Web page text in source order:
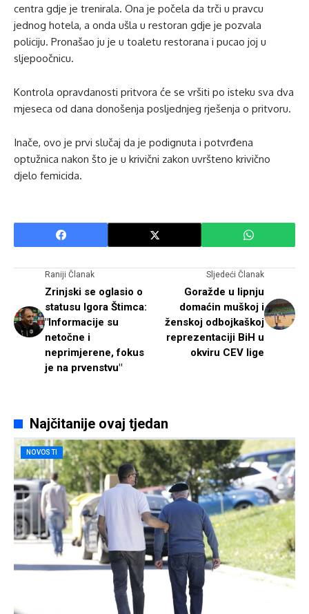
centra gdje je trenirala. Ona je počela da trči u pravcu
jednog hotela, a onda ušla u restoran gdje je pozvala
policiju. Pronašao ju je u toaletu restorana i pucao joj u
sljepoočnicu.
Kontrola opravdanosti pritvora će se vršiti po isteku sva dva
mjeseca od dana donošenja posljednjeg rješenja o pritvoru.
Inače, ovo je prvi slučaj da je podignuta i potvrđena
optužnica nakon što je u krivični zakon uvršteno krivično
djelo femicida.
Raniji Članak
Zrinjski se oglasio o
statusu Igora Štimca:
"Informacije su
netočne i
neprimjerene, fokus
je na prvenstvu"
Sljedeći Članak
Goražde u lipnju
domaćin muškoj i
ženskoj odbojkaškoj
reprezentaciji BiH u
okviru CEV lige
Najčitanije ovaj tjedan
NOVOSTI